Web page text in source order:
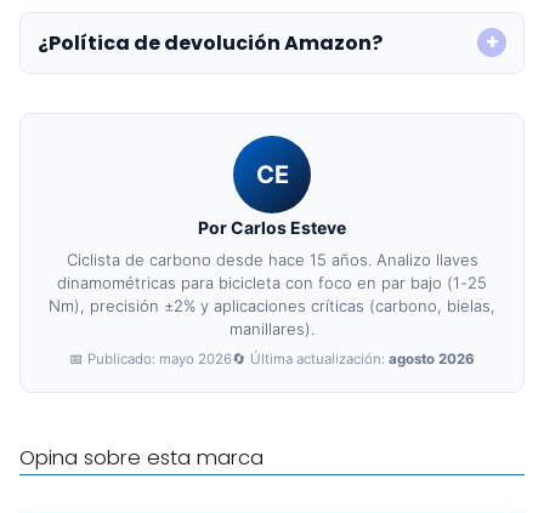
¿Política de devolución Amazon?
CE
Por Carlos Esteve
Ciclista de carbono desde hace 15 años. Analizo llaves
dinamométricas para bicicleta con foco en par bajo (1-25
Nm), precisión ±2% y aplicaciones críticas (carbono, bielas,
manillares).
📅 Publicado: mayo 2026🔄 Última actualización: agosto 2026
Opina sobre esta marca